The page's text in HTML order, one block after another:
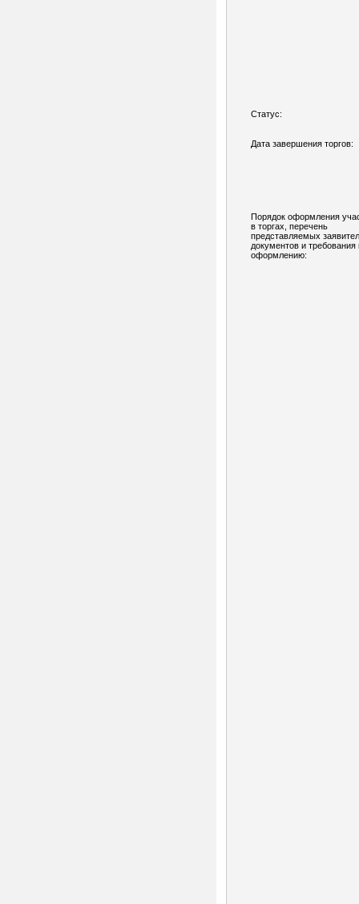
Статус:
Дата завершения торгов:
Порядок оформления
в торгах, перечень
представляемых
документов и требования
оформлению: